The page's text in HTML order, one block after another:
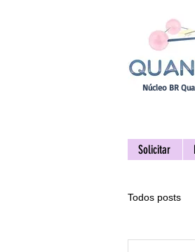
Núcleo BR
Solicitar
Todos posts